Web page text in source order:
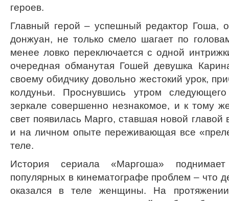
героев.
Главный герой – успешный редактор Гоша,
донжуан, не только смело шагает по
менее ловко переключается с одной
очередная обманутая Гошей девушка
своему обидчику довольно жестокий урок,
колдуньи. Проснувшись утром
зеркале совершенно незнакомое, и к тому
свет появилась Марго, ставшая новой главой
и на личном опыте переживающая все
теле.
История сериала «Маргоша»
популярных в кинематографе проблем – что
оказался в теле женщины. На